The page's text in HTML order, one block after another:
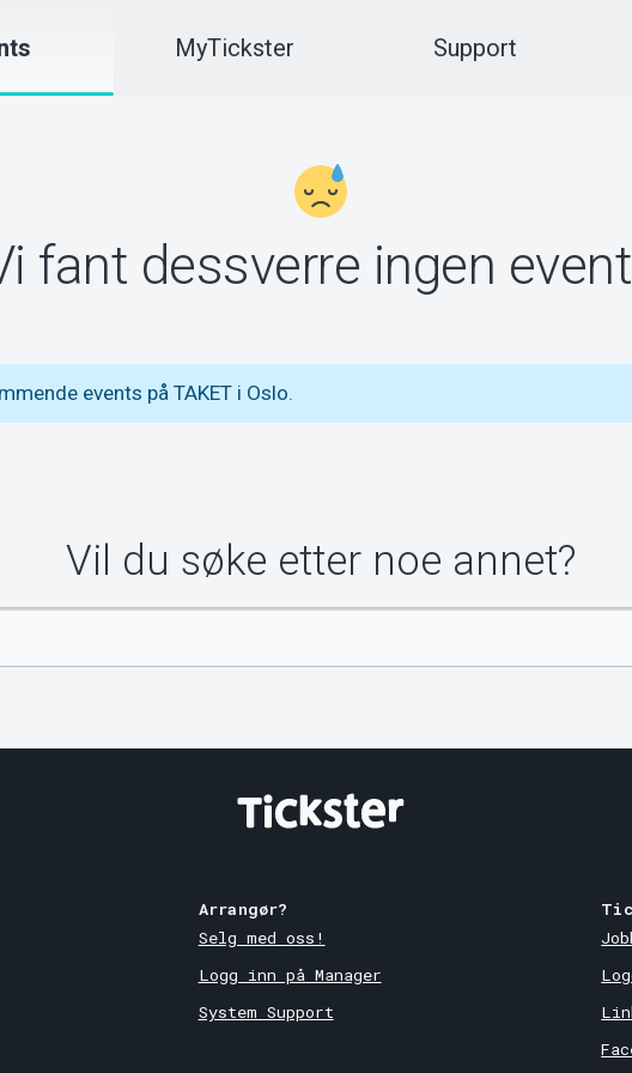
MyTickster Support
fant dessverre ingen
events på TAKET i Oslo.
Vil du søke etter noe annet?
Arrangør?
Selg med oss!
Logg inn på Manager
System Support